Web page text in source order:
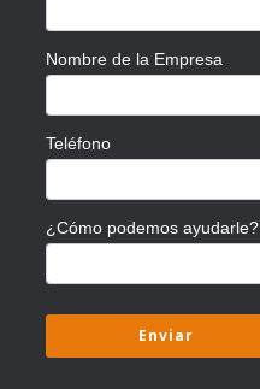
Nombre de la Empresa
Teléfono
¿Cómo podemos ayudarle?